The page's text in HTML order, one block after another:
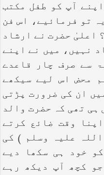
آپ کو طفل مکتب
تو فرمائیے، اس فن
اعلیٰ حضرت نے ارشاد
نہیں، میں نے اپنے
سے صرف چار قاعدے
محض اس لیے سیکھے
ان کی ضرورت پڑتی
ہی تھی کہ حضرت والد
وقت ضائع کرتے
علیہ وسلم ) کی
خود ہی سکھا دیے
کچھ آپ دیکھ رہے